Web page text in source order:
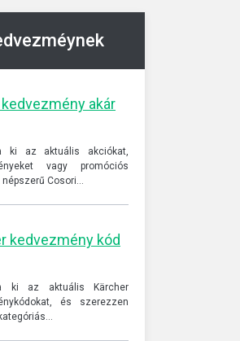
akár
ki az aktuális akciókat,
vagy promóciós
népszerű Cosori…
kedvezmény kód
ki az aktuális Kärcher
és szerezzen